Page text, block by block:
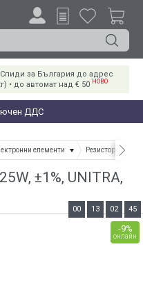
за България до адрес
• до автомат над € 50 НОВО
ДДС
елементи Резистори
±1%, UNITRA,
-9%
онлайн
00 13 02 44